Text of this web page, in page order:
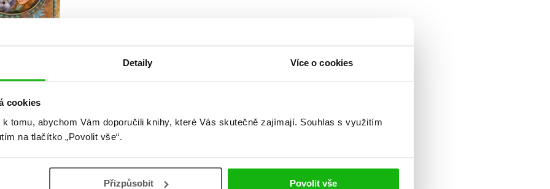
Detaily Více o cookies
cookies
tomu, abychom Vám doporučili knihy, které Vás skutečně zajímají. Souhlas s využitím
na tlačítko „Povolit vše“.
Přizpůsobit Povolit vše
,
Julius